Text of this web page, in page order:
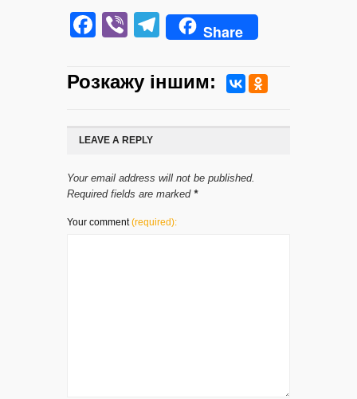
Facebook
ViberTelegram
Share
Розкажу iншим:
LEAVE A REPLY
Your email address will not be published.
Required fields are marked *
Your comment(required):